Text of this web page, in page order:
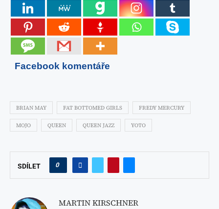
Facebook komentáře
BRIAN MAY FAT BOTTOMED GIRLS FREDY MERCURY
MOJO QUEEN QUEEN JAZZ YOTO
SDÍLET 0
MARTIN KIRSCHNER